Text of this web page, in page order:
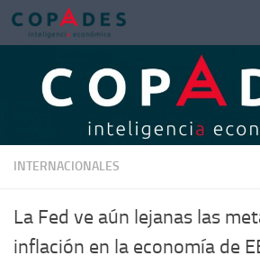
Saltar al contenido
INTERNACIONALES
La Fed ve aún lejanas las
inflación en la economía de